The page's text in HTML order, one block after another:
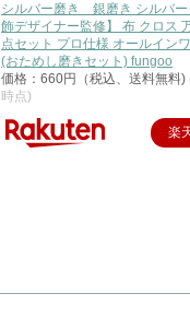
シルバー磨き 銀磨き シルバー
飾デザイナー監修】 布 クロス
点セット プロ仕様 オールイン
(おためし磨きセット) fungoo
価格：660円（税込、送料無料)
時点)
楽